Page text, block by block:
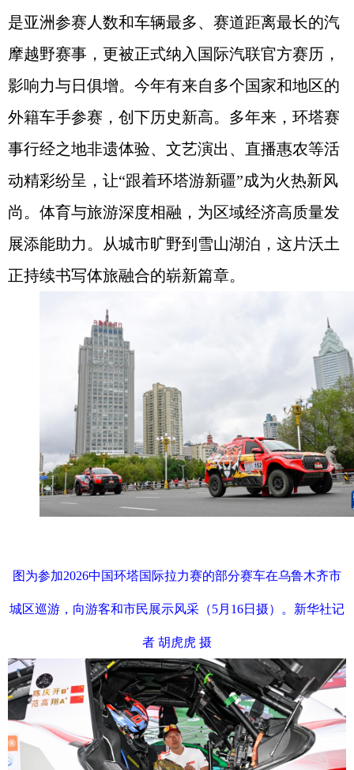
是亚洲参赛人数和车辆最多、赛道距离最长的汽
摩越野赛事，更被正式纳入国际汽联官方赛历，
影响力与日俱增。今年有来自多个国家和地区的
外籍车手参赛，创下历史新高。多年来，环塔赛
事行经之地非遗体验、文艺演出、直播惠农等活
动精彩纷呈，让“跟着环塔游新疆”成为火热新风
尚。体育与旅游深度相融，为区域经济高质量发
展添能助力。从城市旷野到雪山湖泊，这片沃土
正持续书写体旅融合的崭新篇章。
图为参加2026中国环塔国际拉力赛的部分赛车在乌鲁木齐市
城区巡游，向游客和市民展示风采（5月16日摄）。新华社记
者 胡虎虎 摄